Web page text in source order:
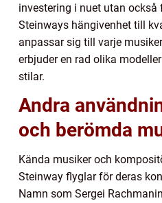
investering i nuet utan
Steinways hängivenhet till
anpassar sig till varje
erbjuder en rad olika
stilar.
Andra
och berömda
Kända musiker och
Steinway flyglar för deras
Namn som Sergei